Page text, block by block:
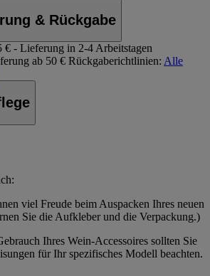
& Rückgabe
€ - Lieferung in 2-4 Arbeitstagen
ab 50 € Rückgaberichtlinien: Alle
viel Freude beim Auspacken Ihres neuen
Sie die Aufkleber und die Verpackung.)
Ihres Wein-Accessoires sollten Sie
für Ihr spezifisches Modell beachten.